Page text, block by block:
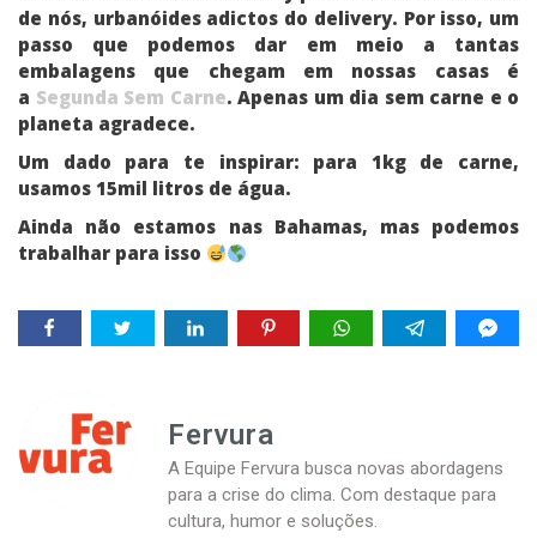
de nós, urbanóides adictos do delivery. Por isso, um
passo que podemos dar em meio a tantas
embalagens que chegam em nossas casas é
a Segunda Sem Carne. Apenas um dia sem carne e o
planeta agradece.
Um dado para te inspirar: para 1kg de carne,
usamos 15mil litros de água.
Ainda não estamos nas Bahamas, mas podemos
trabalhar para isso
Fervura
A Equipe Fervura busca novas abordagens
para a crise do clima. Com destaque para
cultura, humor e soluções.